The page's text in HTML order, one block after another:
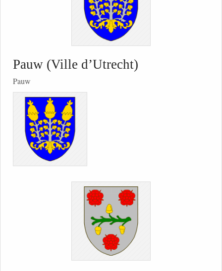
Pauw (Ville d’Utrecht)
Pauw